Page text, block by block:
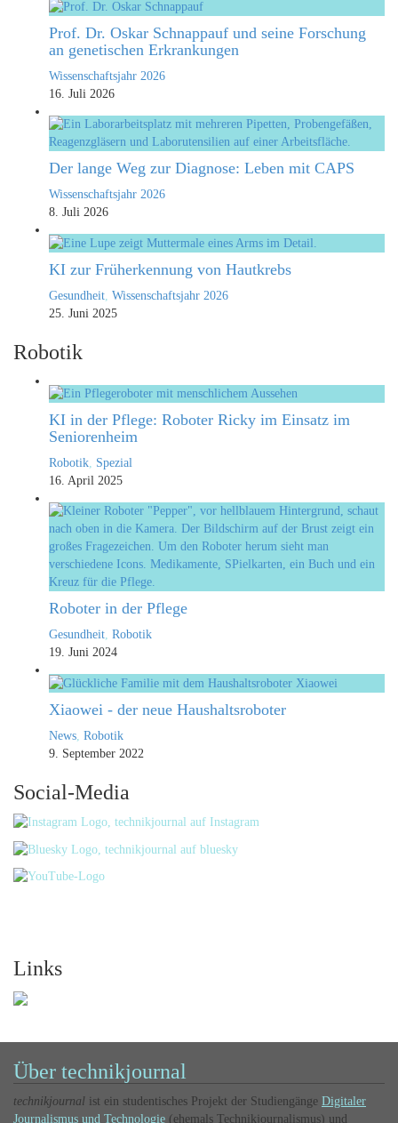
Prof. Dr. Oskar Schnappauf und seine Forschung
an genetischen Erkrankungen
Wissenschaftsjahr 2026
16. Juli 2026
Der lange Weg zur Diagnose: Leben mit CAPS
Wissenschaftsjahr 2026
8. Juli 2026
KI zur Früherkennung von Hautkrebs
Gesundheit Wissenschaftsjahr 2026
25. Juni 2025
Robotik
KI in der Pflege: Roboter Ricky im Einsatz im
Seniorenheim
Robotik, Spezial
16. April 2025
Roboter in der Pflege
Gesundheit, Robotik
19. Juni 2024
Xiaowei - der neue Haushaltsroboter
News, Robotik
9. September 2022
Social-Media
Links
Über technikjournal
technikjournal ist ein studentisches Projekt der Studiengänge Digitaler
Journalismus und Technologie (ehemals Technikjournalismus) und